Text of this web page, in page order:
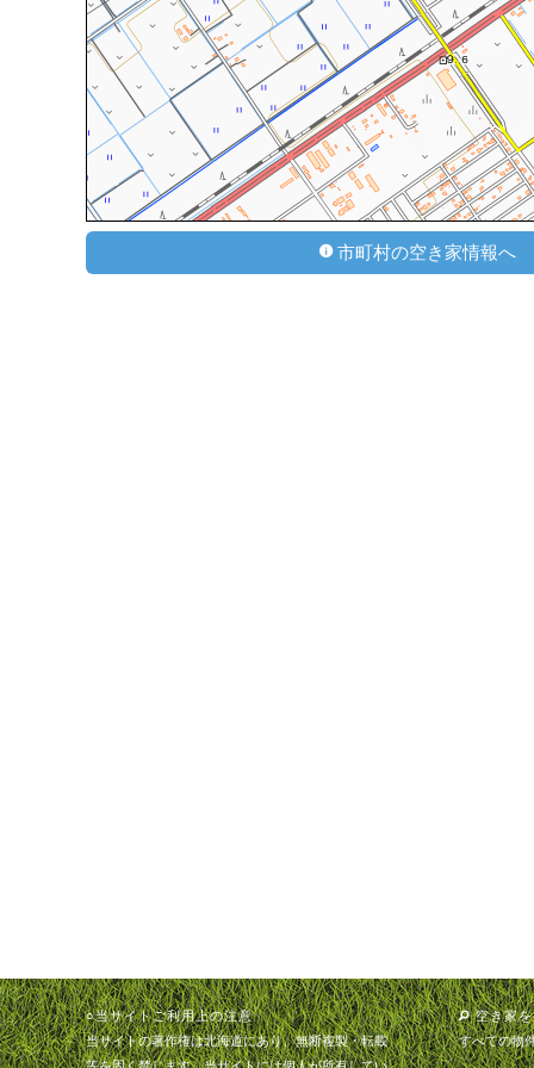
市町村の空き家情報へ
○当サイトご利用上の注意
当サイトの著作権は北海道にあり、無断複製・転載
空き家を
すべての物